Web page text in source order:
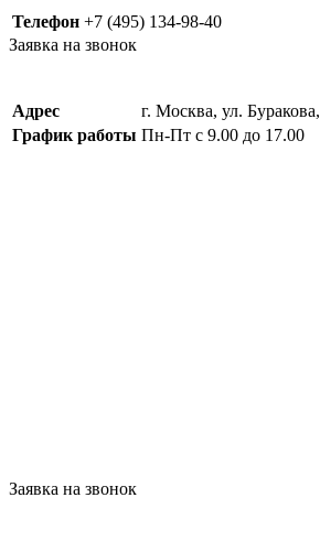
Телефон +7 (495) 134-98-40
Заявка на звонок
Адрес
г. Москва, ул.
График работы Пн-Пт с 9.00 до 17.00
Заявка на звонок